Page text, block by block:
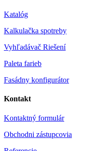
Katalóg
Kalkulačka spotreby
Vyhľadávač Riešení
Paleta farieb
Fasádny konfigurátor
Kontakt
Kontaktný formulár
Obchodni zástupcovia